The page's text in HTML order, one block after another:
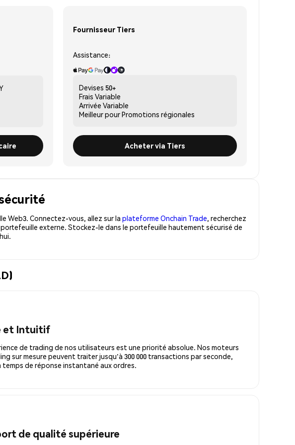
Fournisseur Tiers
Assistance:
Devises 50+
Frais Variable
Arrivée Variable
Meilleur pourPromotions régionales
Acheter via Tiers
Web3. Connectez-vous, allez sur la plateforme Onchain Trade, recherchez
externe. Stockez-le dans le portefeuille hautement sécurisé de
et Intuitif
de trading de nos utilisateurs est une priorité absolue. Nos moteurs
sur mesure peuvent traiter jusqu'à 300 000 transactions par seconde,
temps de réponse instantané aux ordres.
de qualité supérieure